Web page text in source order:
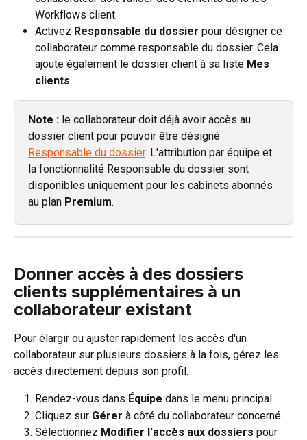
Workflows client.
Activez Responsable du dossier pour désigner ce
collaborateur comme responsable du dossier. Cela
ajoute également le dossier client à sa liste Mes
clients.
Note : le collaborateur doit déjà avoir accès au
dossier client pour pouvoir être désigné
Responsable du dossier. L'attribution par équipe et
la fonctionnalité Responsable du dossier sont
disponibles uniquement pour les cabinets abonnés
au plan Premium.
Donner accès à des dossiers
clients supplémentaires à un
collaborateur existant
Pour élargir ou ajuster rapidement les accès d'un
collaborateur sur plusieurs dossiers à la fois, gérez les
accès directement depuis son profil.
Rendez-vous dans Équipe dans le menu principal.
Cliquez sur Gérer à côté du collaborateur concerné.
Sélectionnez Modifier l'accès aux dossiers pour